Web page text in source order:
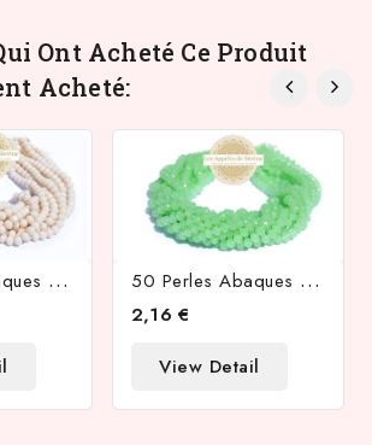
Ont Acheté Ce Produit
Acheté:
5
0 Perles Abaques À Facettes 8x6mm Beige Rosé 5
0 Perles Abaques À Facettes 8x6mm Vert Anis Opale
2,16 €
View Detail